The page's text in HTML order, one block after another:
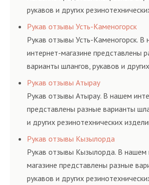
рукавов и других
соответствующих ГОСТам,
и нормативам.
Рукав отзывы Усть-Каменогорск
Рукав отзывы Усть-Каменогорск. В
интернет-магазине представлены
варианты шлангов, рукавов и других
резинотехнических изделий,
ГОСТам, техническим условиям и
Рукав отзывы Атырау
Рукав отзывы Атырау. В нашем
представлены разные варианты
и других резинотехнических
соответствующих ГОСТам,
и нормативам.
Рукав отзывы Кызылорда
Рукав отзывы Кызылорда. В нашем
магазине представлены разные
рукавов и других